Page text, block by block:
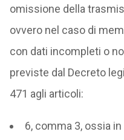
omissione della
ovvero nel caso di
con dati incompleti o
previste dal Decreto
471 agli articoli:
6, comma 3, ossia